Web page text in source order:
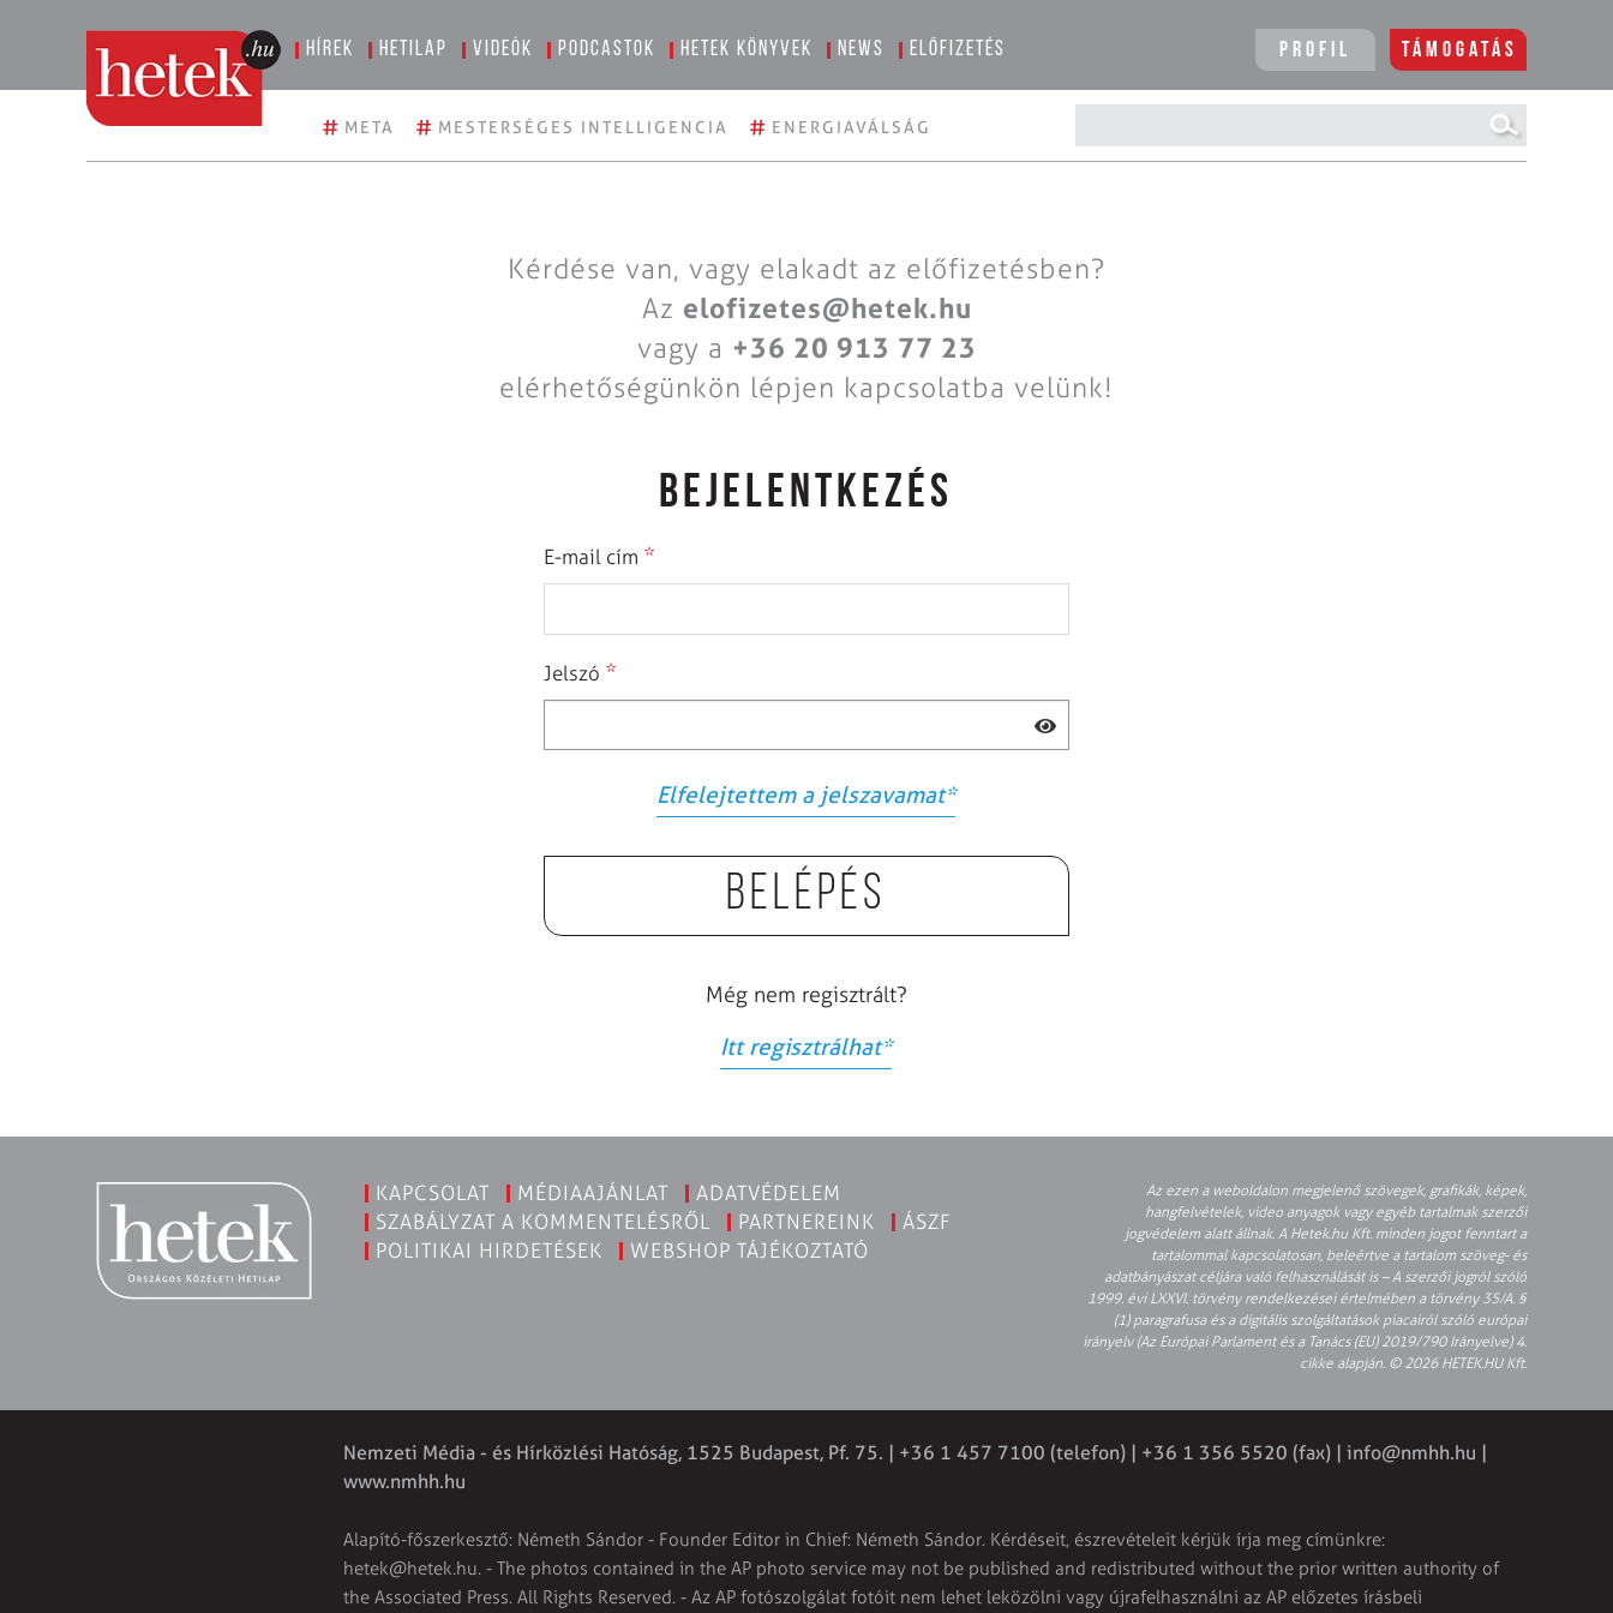
Hírek Hetilap Videók Podcastok Hetek könyvek News Előfizetés Profil Támogatás
# META # MESTERSÉGES INTELLIGENCIA # ENERGIAVÁLSÁG
Kérdése van, vagy elakadt az előfizetésben?
Az elofizetes@hetek.hu
vagy a +36 20 913 77 23
elérhetőségünkön lépjen kapcsolatba velünk!
BEJELENTKEZÉS
E-mail cím *
Jelszó *
Elfelejtettem a jelszavamat*
Belépés
Még nem regisztrált?
Itt regisztrálhat*
KAPCSOLAT MÉDIAAJÁNLAT
ADATVÉDELEM
SZABÁLYZAT A KOMMENTELÉSRŐL
PARTNEREINK
ÁSZF
POLITIKAI HIRDETÉSEK
WEBSHOP TÁJÉKOZTATÓ
Az ezen a weboldalon megjelenő szövegek, grafikák, képek,
hangfelvételek, video anyagok vagy egyéb tartalmak szerzői
jogvédelem alatt állnak. A Hetek.hu Kft. minden jogot fenntart a
tartalommal kapcsolatosan, beleértve a tartalom szöveg- és
adatbányászat céljára való felhasználását is – A szerzői jogról szóló
1999. évi LXXVI. törvény rendelkezései értelmében a törvény 35/A. §
(1) paragrafusa és a digitális szolgáltatások piacairól szóló európai
irányelv (Az Európai Parlament és a Tanács (EU) 2019/790 Irányelve) 4.
cikke alapján. © 2026 HETEK.HU Kft.
Nemzeti Média - és Hírközlési Hatóság, 1525 Budapest, Pf. 75. | +36 1 457 7100 (telefon) | +36 1 356 5520 (fax) | info@nmhh.hu |
www.nmhh.hu
Alapító-főszerkesztő: Németh Sándor - Founder Editor in Chief: Németh Sándor. Kérdéseit, észrevételeit kérjük írja meg címünkre:
hetek@hetek.hu. - The photos contained in the AP photo service may not be published and redistributed without the prior written authority of
the Associated Press. All Rights Reserved. - Az AP fotószolgálat fotóit nem lehet leközölni vagy újrafelhasználni az AP előzetes írásbeli